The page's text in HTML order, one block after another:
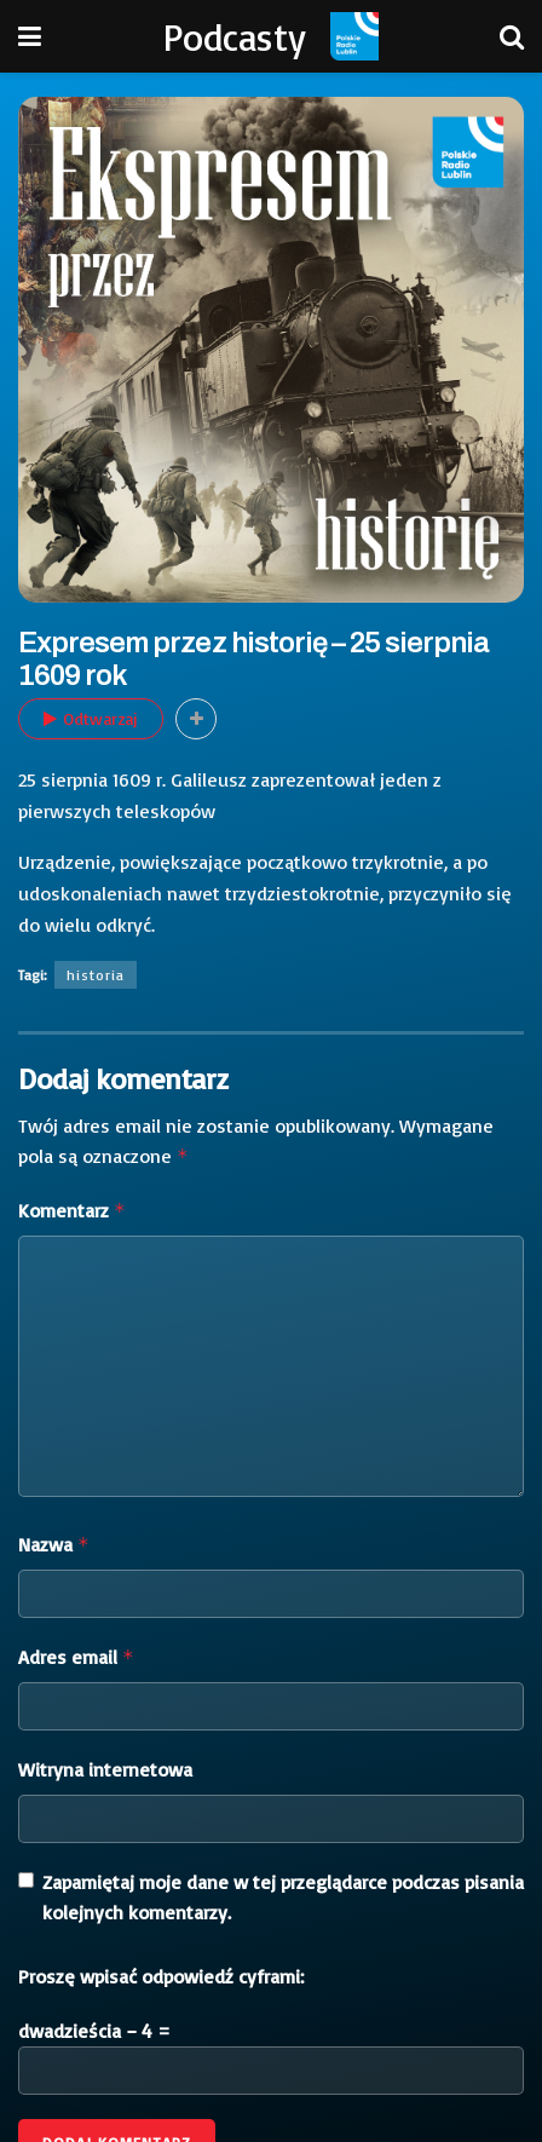
Podcasty
Expresem przez historię – 25 sierpnia
1609 rok
Odtwarzaj
25 sierpnia 1609 r. Galileusz zaprezentował jeden z
pierwszych teleskopów
Urządzenie, powiększające początkowo trzykrotnie, a po
udoskonaleniach nawet trzydziestokrotnie, przyczyniło się
do wielu odkryć.
Tagi: historia
Dodaj komentarz
Twój adres email nie zostanie opublikowany. Wymagane
pola są oznaczone *
Komentarz *
Nazwa *
Adres email *
Witryna internetowa
Zapamiętaj moje dane w tej przeglądarce podczas pisania
kolejnych komentarzy.
Proszę wpisać odpowiedź cyframi:
dwadzieścia − 4 =